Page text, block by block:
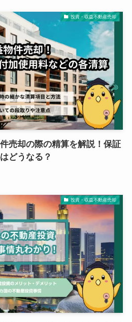
投資・収益不動産売却
売却の際の精算を解説！保証
どうなる？
投資・収益不動産売却